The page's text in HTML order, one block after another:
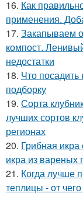
16. Как
применения.
17. Закапываем
компост.
недостатки
18. Что
подборку
19. Сорта
лучших сортов
регионах
20. Грибная
икра из вареных
21. Когда лучше
теплицы - от